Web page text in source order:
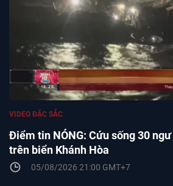
Điểm tin NÓNG: Cứu sống 30
trên biển Khánh Hòa
VIDEO ĐẶC SẮC
05/08/2026 21:00 GMT+7